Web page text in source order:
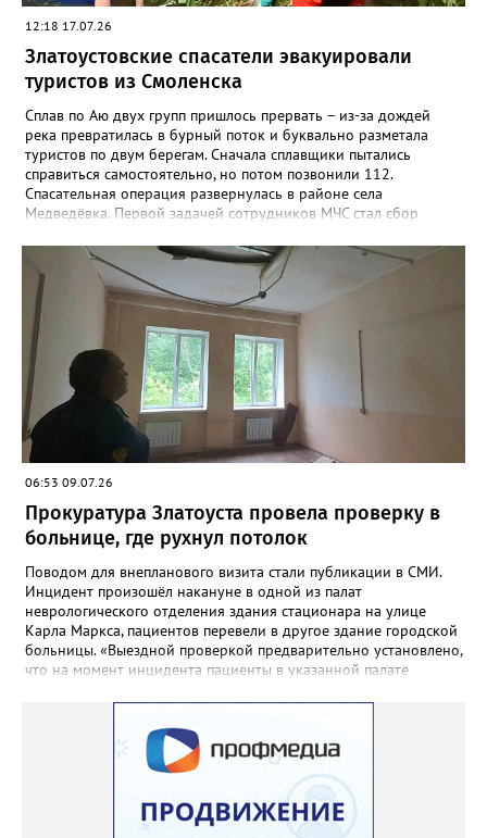
12:18 17.07.26
Златоустовские спасатели эвакуировали
туристов из Смоленска
Сплав по Аю двух групп пришлось прервать – из-за дождей
река превратилась в бурный поток и буквально разметала
туристов по двум берегам. Сначала сплавщики пытались
справиться самостоятельно, но потом позвонили 112.
Спасательная операция развернулась в районе села
Медведёвка. Первой задачей сотрудников МЧС стал сбор
лет, в одном месте. Троих отбившихся от своих подростков
удалось найти и переправить уже глубокой ночью. Работа на
воде продолжалась более шестнадцати часов. К полудню
следующего дня все туристы были благополучно доставлены
на автовокзал Кусы. Медицинская помощь никому из них не
потребовалась.
06:53 09.07.26
Прокуратура Златоуста провела проверку в
больнице, где рухнул потолок
Поводом для внепланового визита стали публикации в СМИ.
Инцидент произошёл накануне в одной из палат
неврологического отделения здания стационара на улице
Карла Маркса, пациентов перевели в другое здание городской
больницы. «Выездной проверкой предварительно установлено,
что на момент инцидента пациенты в указанной палате
работ. Причиной отслоения отделочного слоя потолка в палате
явилось подтопление в результате протечки кровли», -
сообщили в региональной прокуратуре. В ходе проверки
прокуратурой города будет дана оценка исполнению
требований федерального законодательства ответственными
должностными лицами. При наличии оснований будут приняты
мер прокурорского реагирования.